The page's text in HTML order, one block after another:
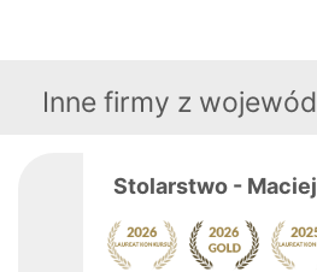
Inne firmy z
Stolarstwo -